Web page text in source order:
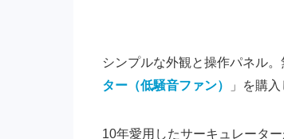
シンプルな外観と操作パネル
ター（低騒音ファン）
」を購入
10年愛用したサーキュレータ